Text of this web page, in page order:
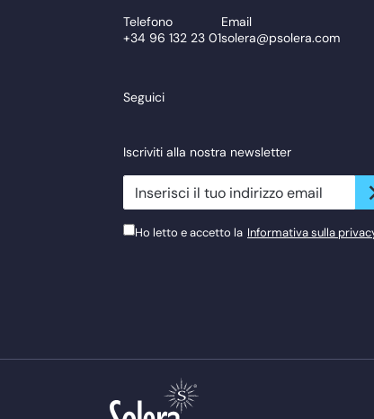
Telefono
+34 96 132 23 01
Email
solera@psolera.com
Seguici
Iscriviti alla nostra newsletter
newsletter.suscribe
Ho letto e accetto la Informativa sulla